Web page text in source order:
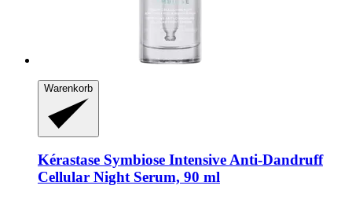
Warenkorb
Kérastase Symbiose Intensive Anti-​Dandruff
Cellular Night Serum, 90 ml